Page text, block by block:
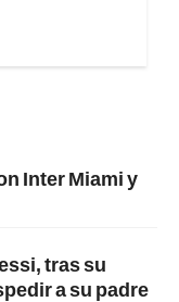
Inter Miami y
tras su
a su padre